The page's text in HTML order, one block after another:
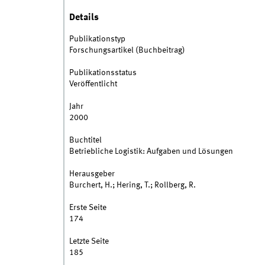
Details
Publikationstyp
Forschungsartikel (Buchbeitrag)
Publikationsstatus
Veröffentlicht
Jahr
2000
Buchtitel
Betriebliche Logistik: Aufgaben und Lösungen
Herausgeber
Burchert, H.; Hering, T.; Rollberg, R.
Erste Seite
174
Letzte Seite
185